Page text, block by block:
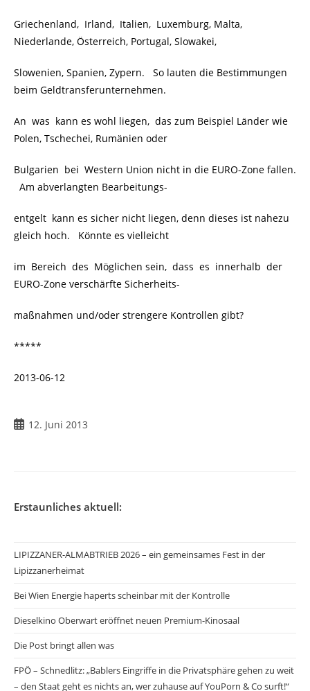
Griechenland, Irland, Italien, Luxemburg, Malta,
Niederlande, Österreich, Portugal, Slowakei,
Slowenien, Spanien, Zypern. So lauten die Bestimmungen
beim Geldtransferunternehmen.
An was kann es wohl liegen, das zum Beispiel Länder wie
Polen, Tschechei, Rumänien oder
Bulgarien bei Western Union nicht in die EURO-Zone fallen.
Am abverlangten Bearbeitungs-
entgelt kann es sicher nicht liegen, denn dieses ist nahezu
gleich hoch. Könnte es vielleicht
im Bereich des Möglichen sein, dass es innerhalb der
EURO-Zone verschärfte Sicherheits-
maßnahmen und/oder strengere Kontrollen gibt?
*****
2013-06-12
12. Juni 2013
Erstaunliches aktuell:
LIPIZZANER-ALMABTRIEB 2026 – ein gemeinsames Fest in der
Lipizzanerheimat
Bei Wien Energie haperts scheinbar mit der Kontrolle
Dieselkino Oberwart eröffnet neuen Premium-Kinosaal
Die Post bringt allen was
FPÖ – Schnedlitz: „Bablers Eingriffe in die Privatsphäre gehen zu weit
– den Staat geht es nichts an, wer zuhause auf YouPorn & Co surft!“